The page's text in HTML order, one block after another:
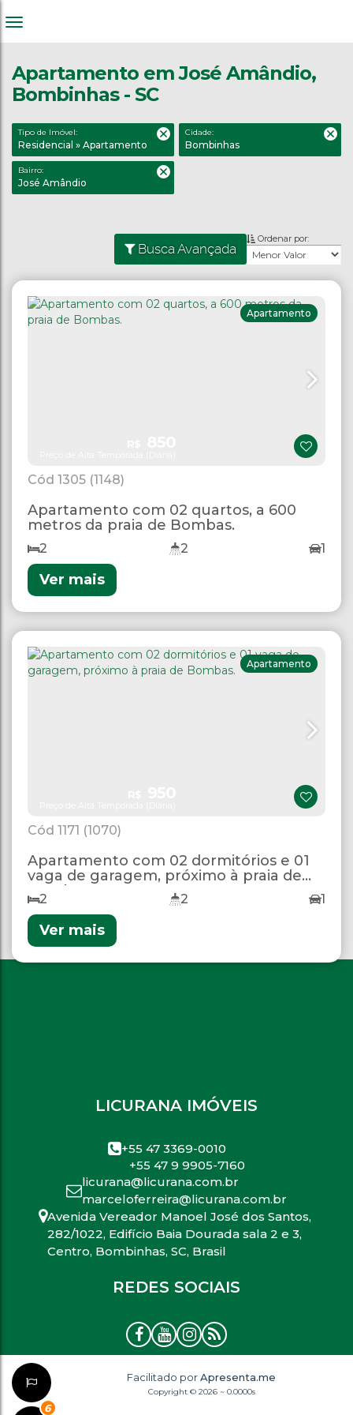
6
Apartamento em José Amândio,
Bombinhas - SC
Tipo de Imóvel:
Residencial » Apartamento
Cidade:
Bombinhas
Bairro:
José Amândio
Busca Avançada
Ordenar por:
1305 (1148)
Apartamento
Apartamento com 02 quartos, a 600
metros da praia de Bombas.
2 2 1
Ver mais
1171 (1070)
Apartamento
Apartamento com 02 dormitórios e 01
vaga de garagem, próximo à praia de
Bombas.
2 2 1
Ver mais
LICURANA IMÓVEIS
+55 47 3369-0010
+55 47 9 9905-7160
licurana@licurana.com.br
marceloferreira@licurana.com.br
Avenida Vereador Manoel José dos Santos,
282/1022, Edifício Baia Dourada sala 2 e 3,
Centro, Bombinhas, SC, Brasil
REDES SOCIAIS
Facilitado porApresenta.me
Copyright © 2026 ~ 0.0000s